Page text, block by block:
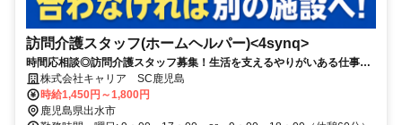
訪問介護スタッフ(ホームヘルパー)<4synq>
時間応相談◎訪問介護スタッフ募集！生活を支えるやりがいある仕事で
す。株式会社キャリア SC鹿児島
時給1,450円～1,800円
鹿児島県出水市